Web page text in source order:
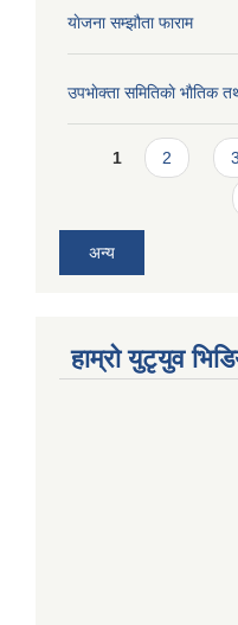
याेजना सम्झौता फाराम
उपभाेक्ता समितिकाे भाैतिक
Pages
1 2 3
अन्य
हाम्राे युटृयुव